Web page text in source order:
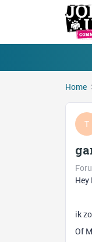
Home
T
ik
Of